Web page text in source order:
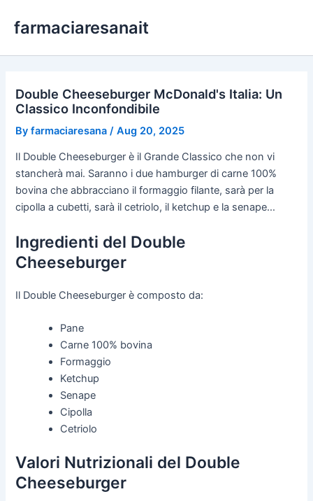
farmaciaresanait
Double Cheeseburger McDonald's Italia: Un
Classico Inconfondibile
Byfarmaciaresana /Aug 20, 2025
Il Double Cheeseburger è il Grande Classico che non vi
stancherà mai. Saranno i due hamburger di carne 100%
bovina che abbracciano il formaggio filante, sarà per la
cipolla a cubetti, sarà il cetriolo, il ketchup e la senape…
Ingredienti del Double
Cheeseburger
Il Double Cheeseburger è composto da:
Pane
Carne 100% bovina
Formaggio
Ketchup
Senape
Cipolla
Cetriolo
Valori Nutrizionali del Double
Cheeseburger